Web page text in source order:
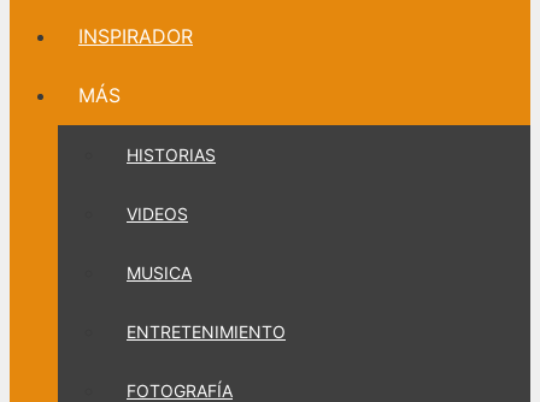
INSPIRADOR
MÁS
HISTORIAS
VIDEOS
MUSICA
ENTRETENIMIENTO
FOTOGRAFÍA